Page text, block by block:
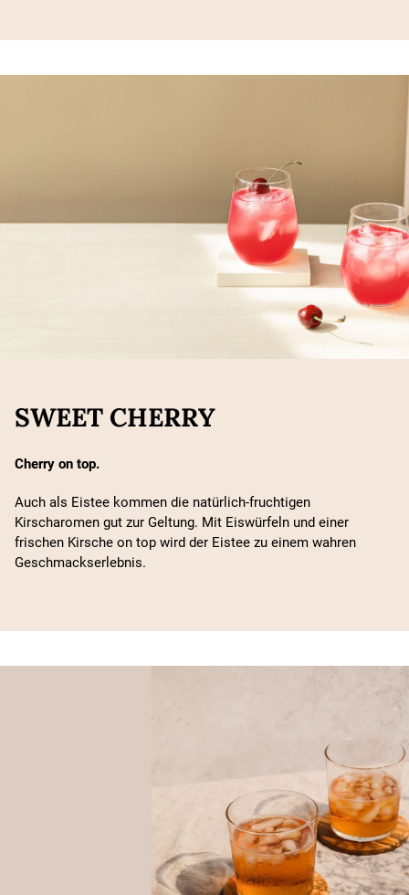
SWEET CHERRY
Cherry on top.
Auch als Eistee kommen die natürlich-fruchtigen
Kirscharomen gut zur Geltung. Mit Eiswürfeln und einer
frischen Kirsche on top wird der Eistee zu einem wahren
Geschmackserlebnis.